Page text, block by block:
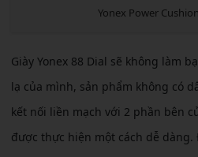
Yonex Power
Giày Yonex 88 Dial sẽ không làm
lạ của mình, sản phẩm không có
kết nối liền mạch với 2 phần bên
được thực hiện một cách dễ